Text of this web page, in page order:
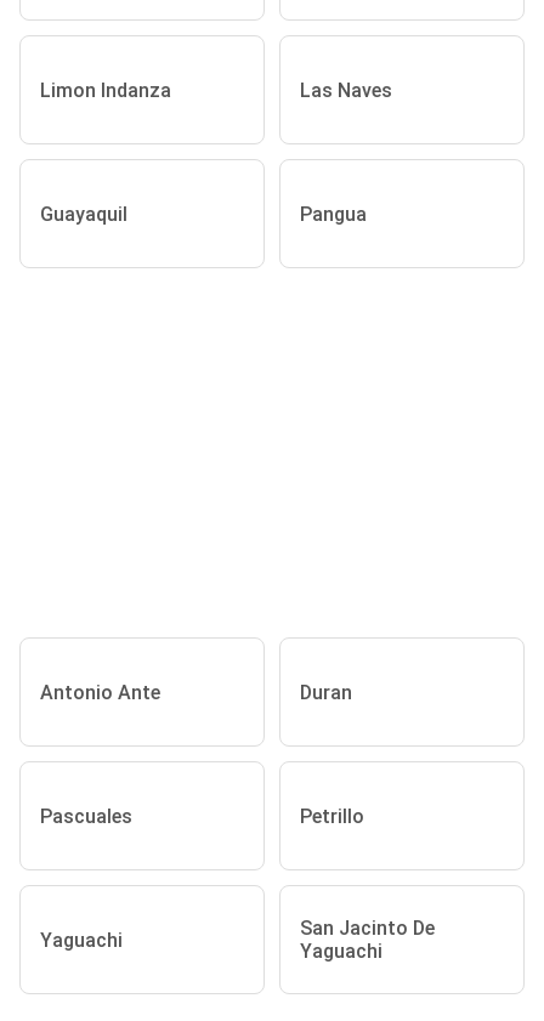
Limon Indanza Las Naves
Guayaquil Pangua
Antonio Ante Duran
Pascuales Petrillo
Yaguachi
San Jacinto De
Yaguachi